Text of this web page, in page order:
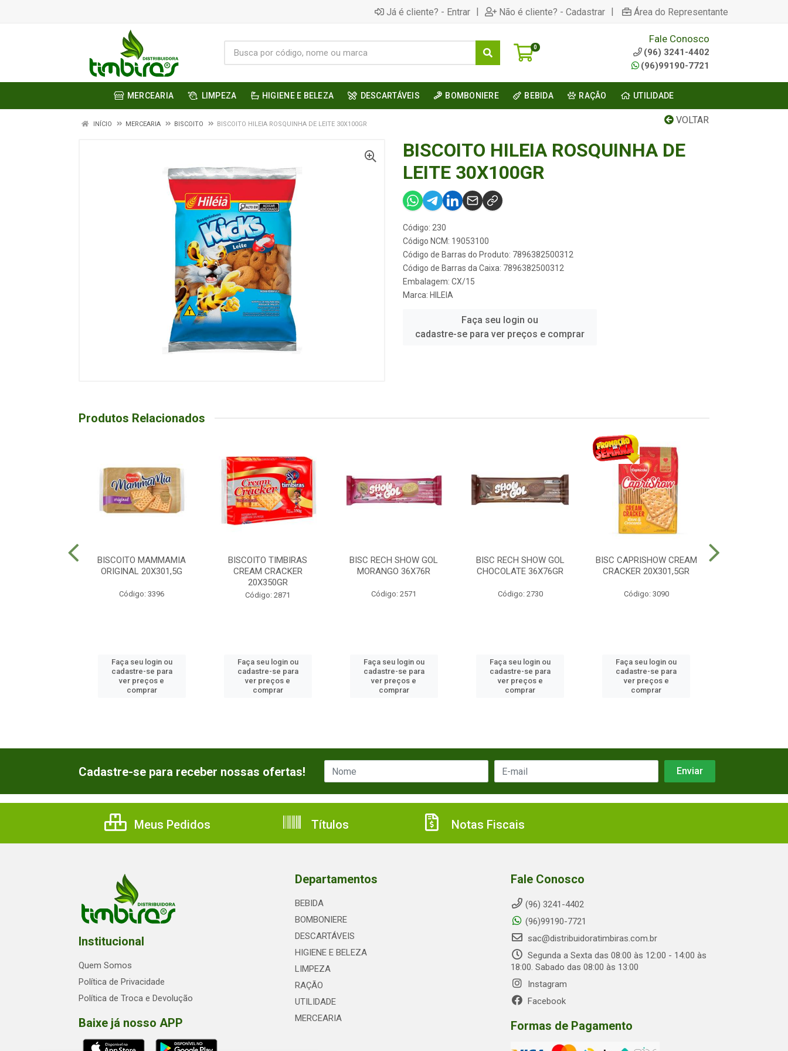
Já é cliente? - Entrar | Não é cliente? - Cadastrar | Área do Representante
0
Fale Conosco
(96) 3241-4402
(96)99190-7721
MERCEARIA LIMPEZA HIGIENE E BELEZA DESCARTÁVEIS BOMBONIERE BEBIDA RAÇÃO UTILIDADE
VOLTAR
INÍCIO MERCEARIA BISCOITO BISCOITO HILEIA ROSQUINHA DE LEITE 30X100GR
BISCOITO HILEIA ROSQUINHA DE
LEITE 30X100GR
Código: 230
Código NCM: 19053100
Código de Barras do Produto: 7896382500312
Código de Barras da Caixa: 7896382500312
Embalagem: CX/15
Marca: HILEIA
Faça seu login ou
cadastre-se para ver preços e comprar
Produtos Relacionados
BISCOITO MAMMAMIA
ORIGINAL 20X301,5G
Código: 3396
Faça seu login ou
cadastre-se para
ver preços e
comprar
BISCOITO TIMBIRAS
CREAM CRACKER
20X350GR
Código: 2871
Faça seu login ou
cadastre-se para
ver preços e
comprar
BISC RECH SHOW GOL
MORANGO 36X76R
Código: 2571
Faça seu login ou
cadastre-se para
ver preços e
comprar
BISC RECH SHOW GOL
CHOCOLATE 36X76GR
Código: 2730
Faça seu login ou
cadastre-se para
ver preços e
comprar
BISC CAPRISHOW CREAM
CRACKER 20X301,5GR
Código: 3090
Faça seu login ou
cadastre-se para
ver preços e
comprar
Cadastre-se para receber nossas ofertas!
Meus Pedidos Títulos Notas Fiscais
Institucional
Quem Somos
Política de Privacidade
Política de Troca e Devolução
Baixe já nosso APP
Departamentos
BEBIDA
BOMBONIERE
DESCARTÁVEIS
HIGIENE E BELEZA
LIMPEZA
RAÇÃO
UTILIDADE
MERCEARIA
Fale Conosco
(96) 3241-4402
(96)99190-7721
sac@distribuidoratimbiras.com.br
Segunda a Sexta das 08:00 às 12:00 - 14:00 às
18:00. Sabado das 08:00 às 13:00
Instagram
Facebook
Formas de Pagamento